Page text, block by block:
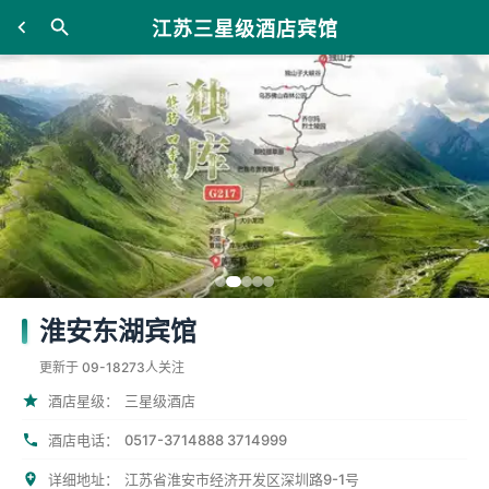
江苏三星级酒店宾馆
淮安东湖宾馆
更新于 09-18273人关注
酒店星级： 三星级酒店
酒店电话： 0517-3714888 3714999
详细地址： 江苏省淮安市经济开发区深圳路9-1号